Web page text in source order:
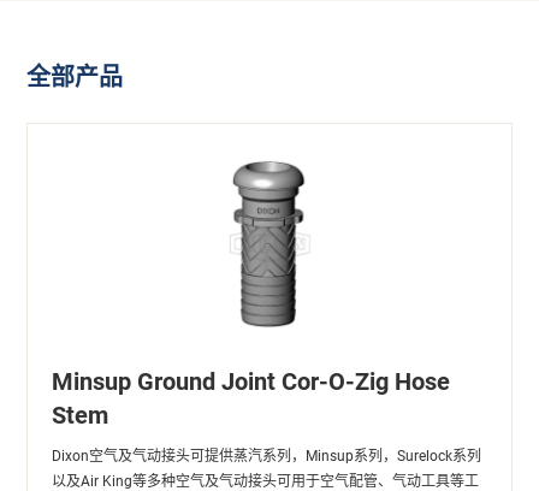
全部产品
Minsup Ground Joint Cor-O-Zig Hose
Stem
Dixon空气及气动接头可提供蒸汽系列，Minsup系列，Surelock系列
以及Air King等多种空气及气动接头可用于空气配管、气动工具等工